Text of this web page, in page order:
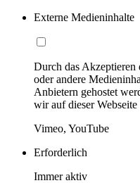
Externe Medieninhalte
Durch das
oder andere
Anbietern gehostet
wir auf dieser
Vimeo, YouTube
Erforderlich
Immer aktiv